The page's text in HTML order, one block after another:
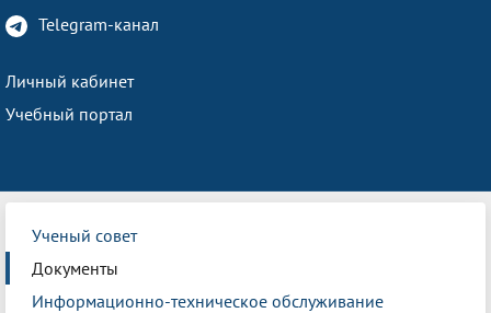
Telegram-канал
Личный кабинет
Учебный портал
Ученый совет
Документы
Информационно-техническое обслуживание